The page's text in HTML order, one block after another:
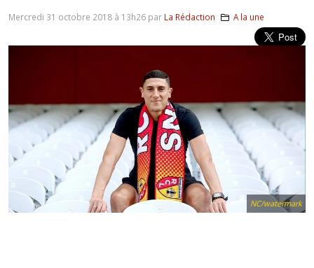
NC/watermark
Mercredi 31 octobre 2018 à 13h26 par La Rédaction A la une